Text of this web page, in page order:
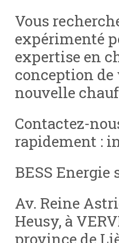
Vous
expérimenté
expertise en
conception de
nouvelle
Contactez-
rapidement :
BESS Energie
Av. Reine
Heusy, à
province de